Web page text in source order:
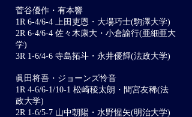
菅谷優作・有本響
1R 6-4/6-4 上田吏恩・大場巧士(駒澤大学)
2R 6-4/6-4 佐々木康大・小倉諭行(亜細亜大
学)
3R 1-6/4-6 寺島拓斗・永井優輝(法政大学)
眞田将吾・ジョーンズ怜音
1R 4-6/6-1/10-1 松崎稜太朗・間宮友稀(法
政大学)
2R 1-6/5-7 山中朝陽・水野惺矢(明治大学)